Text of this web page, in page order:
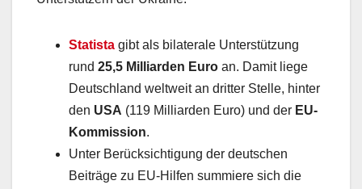
Statista gibt als bilaterale Unterstützung
rund 25,5 Milliarden Euro an. Damit liege
Deutschland weltweit an dritter Stelle, hinter
den USA (119 Milliarden Euro) und der EU-
Kommission.
Unter Berücksichtigung der deutschen
Beiträge zu EU-Hilfen summiere sich die